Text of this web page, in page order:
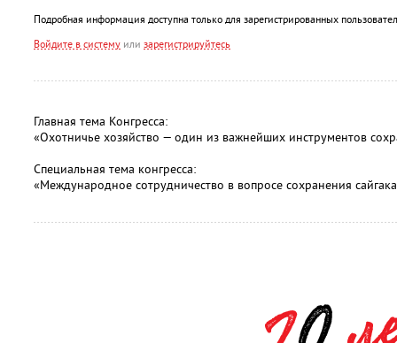
Подробная информация доступна только для зарегистрированных
Войдите в систему или зарегистрируйтесь
Главная тема Конгресса:
«Охотничье хозяйство — один из важнейших инструментов
Специальная тема конгресса:
«Международное сотрудничество в вопросе сохранения